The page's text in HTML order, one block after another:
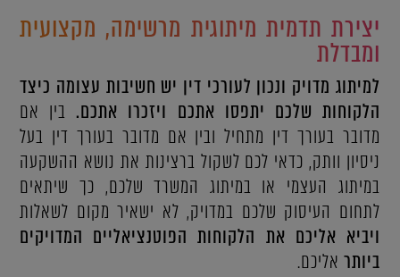
יצירת תדמית מיתוגית מרשימה, מקצועית
ומבדלת
למיתוג מדויק ונכון לעורכי דין יש חשיבות עצומה כיצד
הלקוחות שלכם יתפסו אתכם ויזכרו אתכם.בין אם
מדובר בעורך דין מתחיל ובין אם מדובר בעורך דין בעל
ניסיון וותק, כדאי לכם לשקול ברצינות את נושא ההשקעה
במיתוג העצמי או במיתוג המשרד שלכם, כך שיתאים
לתחום העיסוק שלכם במדויק, לא ישאיר מקום לשאלות
ויביא אליכם את הלקוחות הפוטנציאליים המדויקים
ביותר אליכם.